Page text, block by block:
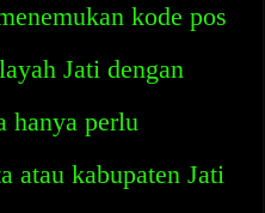
kode pos
Jati dengan
hanya perlu
atau kabupaten Jati